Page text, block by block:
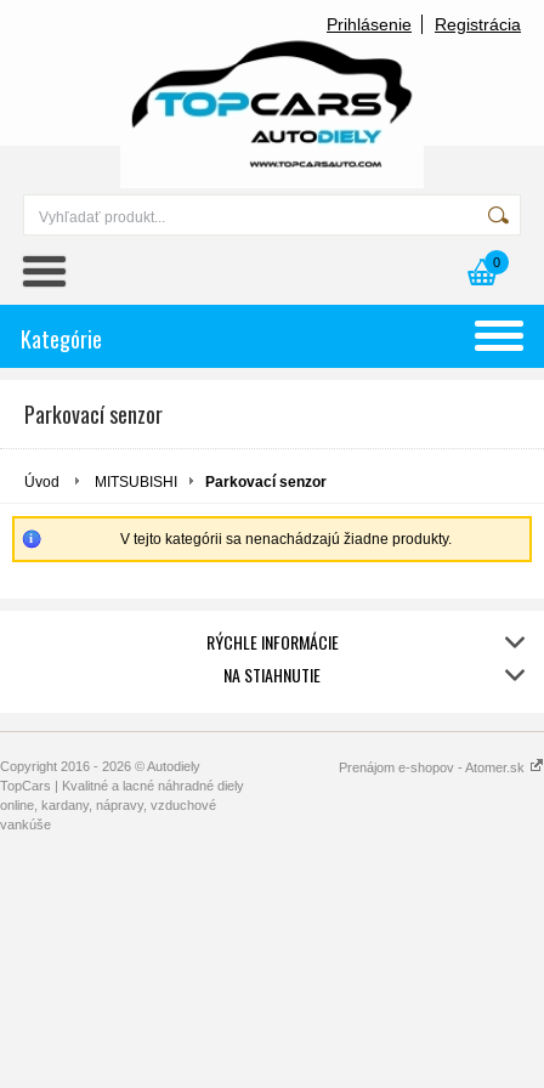
Prihlásenie Registrácia
0
Kategórie
Parkovací senzor
Úvod MITSUBISHI Parkovací senzor
V tejto kategórii sa nenachádzajú žiadne produkty.
RÝCHLE INFORMÁCIE
NA STIAHNUTIE
Copyright 2016 - 2026 © Autodiely
TopCars | Kvalitné a lacné náhradné diely
online, kardany, nápravy, vzduchové
vankúše
Prenájom e-shopov - Atomer.sk